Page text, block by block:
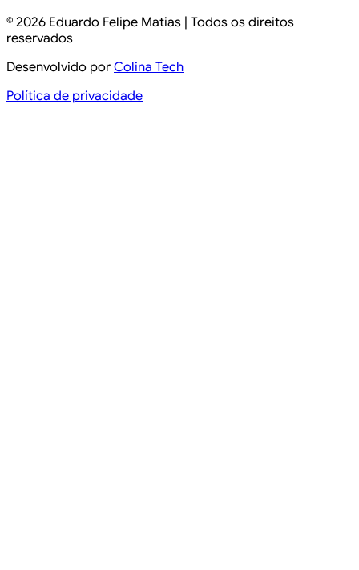
© 2026 Eduardo Felipe Matias | Todos os direitos
reservados
Desenvolvido por Colina Tech
Política de privacidade